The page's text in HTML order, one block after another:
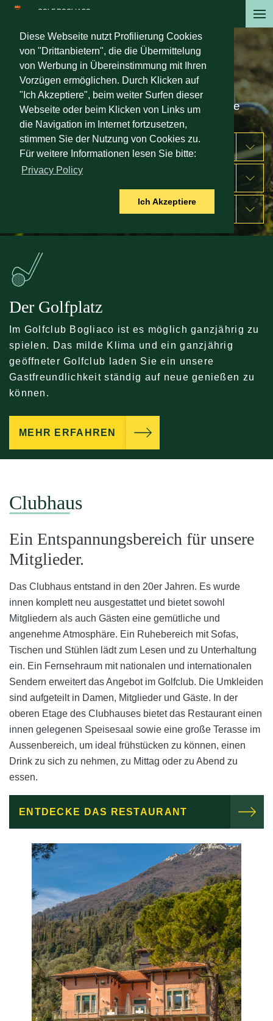
Diese Webseite nutzt Profilierung Cookies
von "Drittanbietern", die die Übermittelung
von Werbung in Übereinstimmung mit Ihren
Vorzügen ermöglichen. Durch Klicken auf
"Ich Akzeptiere", beim weiter Surfen dieser
Webseite oder beim Klicken von Links um
die Navigation im Internet fortzusetzen,
stimmen Sie der Nutzung von Cookies zu.
Für weitere Informationen lesen Sie bitte:
Privacy Policy
Ich Akzeptiere
Direkt
Inhalt
Spielen
Ein typisch englischer Golfplatz mit
wundervollem Blick auf den Gardasee
UNTERRICHT
Der Golfplatz
Im Golfclub Bogliaco ist es möglich ganzjährig zu
spielen. Das milde Klima und ein ganzjährig
geöffneter Golfclub laden Sie ein unsere
Gastfreundlichkeit ständig auf neue genießen zu
können.
MEHR ERFAHREN
Clubhaus
Ein Entspannungsbereich für unsere
Mitglieder.
Das Clubhaus entstand in den 20er Jahren. Es wurde
innen komplett neu ausgestattet und bietet sowohl
Mitgliedern als auch Gästen eine gemütliche und
angenehme Atmosphäre. Ein Ruhebereich mit Sofas,
Tischen und Stühlen lädt zum Lesen und zu Unterhaltung
ein. Ein Fernsehraum mit nationalen und internationalen
Sendern erweitert das Angebot im Golfclub. Die Umkleiden
sind aufgeteilt in Damen, Mitglieder und Gäste. In der
oberen Etage des Clubhauses bietet das Restaurant einen
innen gelegenen Speisesaal sowie eine große Terasse im
Aussenbereich, um ideal frühstücken zu können, einen
Drink zu sich zu nehmen, zu Mittag oder zu Abend zu
essen.
ENTDECKE DAS RESTAURANT